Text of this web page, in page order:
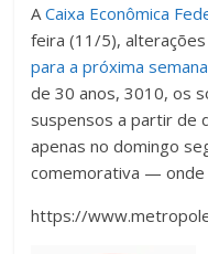
ACaixa Econômica
feira (11/5),
para a próxima semana
de 30 anos, 3010, os
suspensos a partir de
apenas no domingo
comemorativa — onde
https://